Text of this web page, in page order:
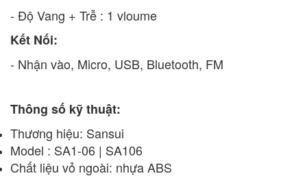
- Độ Vang + Trễ : 1 vloume
Kết Nối:
- Nhận vào, Micro, USB, Bluetooth, FM
Thông số kỹ thuật:
Thương hiệu: Sansui
Model : SA1-06 | SA106
Chất liệu vỏ ngoài: nhựa ABS